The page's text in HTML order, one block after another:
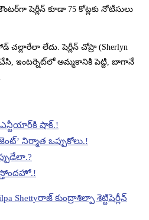
షెర్లీన్ కూడా 75 కోట్లకు నోటీసులు
లేదు. షెర్లీన్ చోప్రా (Sherlyn
ఇంటర్నెట్‌లో అమ్మకానికి పెట్టి, బాగానే
షాక్.!
నిర్మాత ఒప్పుకోలు.!
Shettyరాజ్ కుంద్రాశిల్పా శెట్టిషెర్లీన్